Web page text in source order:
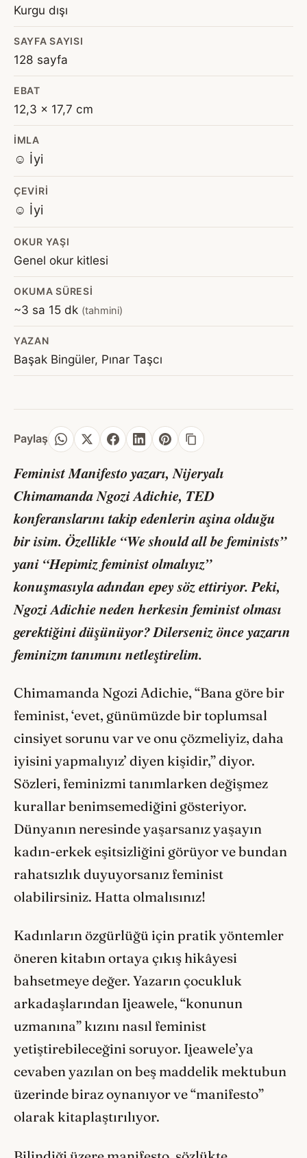
Kurgu dışı
SAYFA SAYISI
128 sayfa
EBAT
12,3 x 17,7 cm
İMLA
☺️ İyi
ÇEVIRI
☺️ İyi
OKUR YAŞI
Genel okur kitlesi
OKUMA SÜRESI
~3 sa 15 dk (tahmini)
YAZAN
Başak Bingüler, Pınar Taşcı
Paylaş
Feminist Manifesto yazarı, Nijeryalı
Chimamanda Ngozi Adichie, TED
konferanslarını takip edenlerin aşina olduğu
bir isim. Özellikle “We should all be feminists”
yani “Hepimiz feminist olmalıyız”
konuşmasıyla adından epey söz ettiriyor. Peki,
Ngozi Adichie neden herkesin feminist olması
gerektiğini düşünüyor? Dilerseniz önce yazarın
feminizm tanımını netleştirelim.
Chimamanda Ngozi Adichie, “Bana göre bir
feminist, ‘evet, günümüzde bir toplumsal
cinsiyet sorunu var ve onu çözmeliyiz, daha
iyisini yapmalıyız’ diyen kişidir,” diyor.
Sözleri, feminizmi tanımlarken değişmez
kurallar benimsemediğini gösteriyor.
Dünyanın neresinde yaşarsanız yaşayın
kadın-erkek eşitsizliğini görüyor ve bundan
rahatsızlık duyuyorsanız feminist
olabilirsiniz. Hatta olmalısınız!
Kadınların özgürlüğü için pratik yöntemler
öneren kitabın ortaya çıkış hikâyesi
bahsetmeye değer. Yazarın çocukluk
arkadaşlarından Ijeawele, “konunun
uzmanına” kızını nasıl feminist
yetiştirebileceğini soruyor. Ijeawele’ya
cevaben yazılan on beş maddelik mektubun
üzerinde biraz oynanıyor ve “manifesto”
olarak kitaplaştırılıyor.